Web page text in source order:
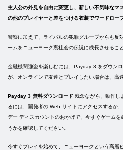
主人公の外見を自由に変更し、新しい不気味なマ
の他のプレイヤーと差をつける衣装でワードロー
警察に加えて、ライバルの犯罪グループからも反
ームをニューヨーク裏社会の伝説に成長させるこ
金融機関強盗を楽しむには、Payday 3 をダウン
が、オンラインで友達とプレイしたい場合は、高
Payday 3 無料ダウンロード 残念ながら、動作し
るには、開発者の Web サイトにアクセスするか
デー ディスカウントのおかげで、今すぐゲーム
うかを確認してください。
今すぐプレイを始めて、ニューヨークという高層